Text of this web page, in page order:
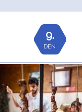
9.
DEN